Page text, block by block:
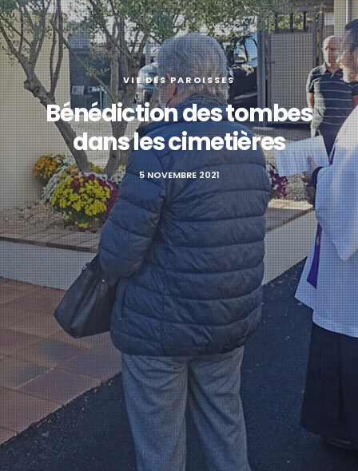
VIE DES PAROISSES
Bénédiction des tombes
dans les cimetières
5 NOVEMBRE 2021